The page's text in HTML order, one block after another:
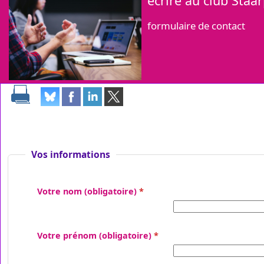
formulaire de contact
Vos informations
Votre nom (obligatoire)
Votre prénom (obligatoire)